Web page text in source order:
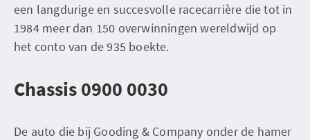
een langdurige en succesvolle racecarrière die tot in
1984 meer dan 150 overwinningen wereldwijd op
het conto van de 935 boekte.
Chassis 0900 0030
De auto die bij Gooding & Company onder de hamer